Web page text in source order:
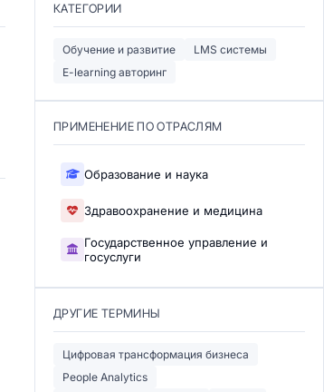
КАТЕГОРИИ
Обучение и развитие
LMS системы
E-learning авторинг
ПРИМЕНЕНИЕ ПО ОТРАСЛЯМ
Образование и наука
Здравоохранение и медицина
Государственное управление и
госуслуги
ДРУГИЕ ТЕРМИНЫ
Цифровая трансформация бизнеса
People Analytics